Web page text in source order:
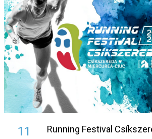
11 Running Festival